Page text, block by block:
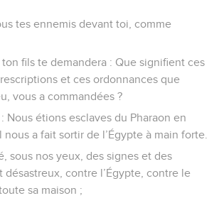
tes ennemis devant toi, comme
fils te demandera : Que signifient ces
et ces ordonnances que
vous a commandées ?
Nous étions esclaves du Pharaon en
nous a fait sortir de l’Égypte à main forte.
sous nos yeux, des signes et des
désastreux, contre l’Égypte, contre le
sa maison ;